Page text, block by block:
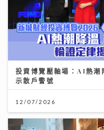
投資博覽壓軸場：AI熱潮
示散戶警號
12/07/2026